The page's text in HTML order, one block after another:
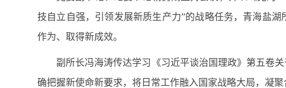
技自立自强，引领发展新质生产力”的战略任务，青海盐
作为、取得新成效。
副所长冯海涛传达学习《习近平谈治国理政》第五卷
确把握新使命新要求，将日常工作融入国家战略大局，凝